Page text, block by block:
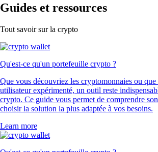
Guides et ressources
Tout savoir sur la crypto
Qu'est-ce qu'un portefeuille crypto ?
Que vous découvriez les cryptomonnaies ou
utilisateur expérimenté, un outil reste
crypto. Ce guide vous permet de comprendre
choisir la solution la plus adaptée à vos besoins.
Learn more